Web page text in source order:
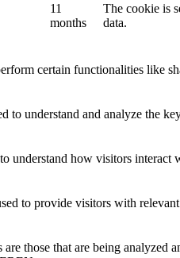
11
months
The cookie is
data.
certain functionalities like
to understand and analyze the
understand how visitors
to provide visitors with
those that are being analyzed